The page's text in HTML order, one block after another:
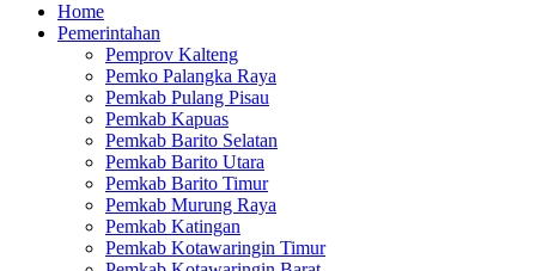
Home
Pemerintahan
Pemprov Kalteng
Pemko Palangka Raya
Pemkab Pulang Pisau
Pemkab Kapuas
Pemkab Barito Selatan
Pemkab Barito Utara
Pemkab Barito Timur
Pemkab Murung Raya
Pemkab Katingan
Pemkab Kotawaringin Timur